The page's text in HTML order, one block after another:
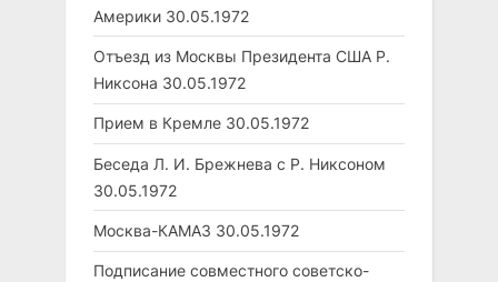
Америки 30.05.1972
Отъезд из Москвы Президента США Р.
Никсона 30.05.1972
Прием в Кремле 30.05.1972
Беседа Л. И. Брежнева с Р. Никсоном
30.05.1972
Москва-КАМАЗ 30.05.1972
Подписание совместного советско-